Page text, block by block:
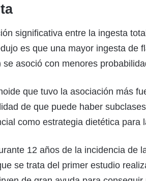
significativa entre la ingesta
es que una mayor ingesta de
asoció con menores
que tuvo la asociación más
de que puede haber
como estrategia dietética para
12 años de la incidencia de
se trata del primer estudio